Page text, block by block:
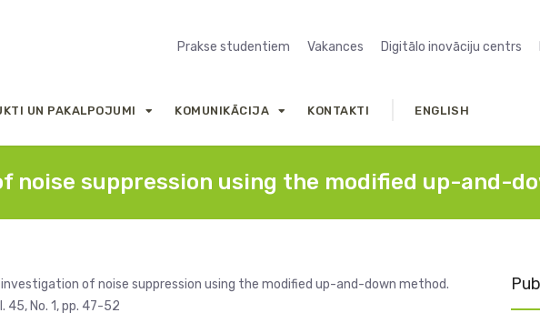
Prakse studentiem Vakances Digitālo inovāciju centrs
UN PAKALPOJUMI KOMUNIKĀCIJA KONTAKTI ENGLISH
noise suppression using the modified up-and-
investigation of noise suppression using the modified up-and-down method.
45, No. 1, pp. 47-52